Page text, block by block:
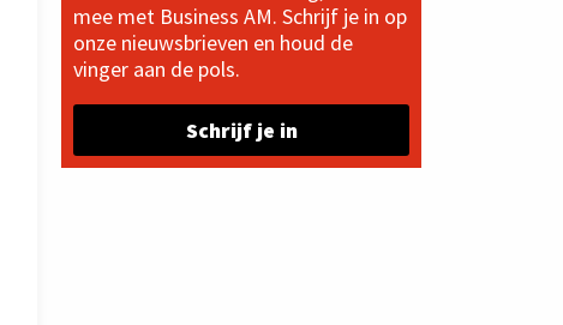
mee met Business AM. Schrijf je in op
onze nieuwsbrieven en houd de
vinger aan de pols.
Schrijf je in